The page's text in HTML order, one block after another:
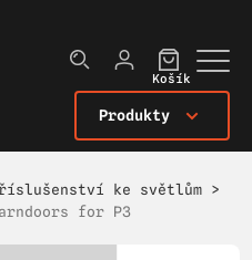
Produkty
Košík
ke světlům >
for P3